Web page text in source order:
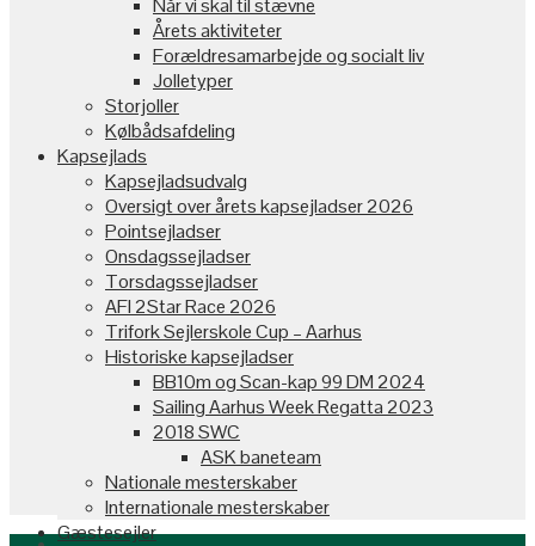
Når vi skal til stævne
Årets aktiviteter
Forældresamarbejde og socialt liv
Jolletyper
Storjoller
Kølbådsafdeling
Kapsejlads
Kapsejladsudvalg
Oversigt over årets kapsejladser 2026
Pointsejladser
Onsdagssejladser
Torsdagssejladser
AFI 2Star Race 2026
Trifork Sejlerskole Cup – Aarhus
Historiske kapsejladser
BB10m og Scan-kap 99 DM 2024
Sailing Aarhus Week Regatta 2023
2018 SWC
ASK baneteam
Nationale mesterskaber
Internationale mesterskaber
Gæstesejler